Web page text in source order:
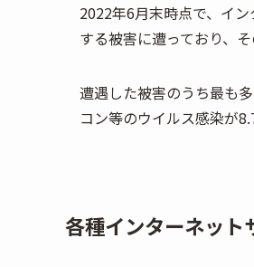
2022年6月末時点で、イ
する被害に遭っており、
遭遇した被害のうち最も
コン等のウイルス感染が
各種インターネット